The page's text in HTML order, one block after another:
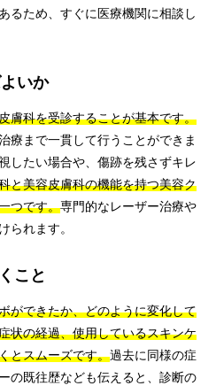
るため、すぐに医療機関に相談し
いか
膚科を受診することが基本です。
療まで一貫して行うことができま
したい場合や、傷跡を残さずキレ
と美容皮膚科の機能を持つ美容ク
つです。専門的なレーザー治療や
られます。
こと
ができたか、どのように変化して
状の経過、使用しているスキンケ
とスムーズです。過去に同様の症
の既往歴なども伝えると、診断の